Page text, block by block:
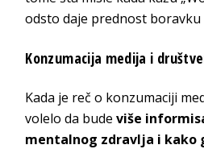
odsto daje prednost
Konzumacija medija i
Kada je reč o konzumaciji
volelo da budeviše
mentalnog zdravlja i kako